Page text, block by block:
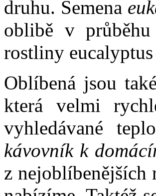
druhu. Semena
oblibě v
rostliny eucalyptus
Oblíbená jsou
která velmi
vyhledávané
kávovník k
z